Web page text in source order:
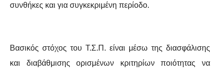
συνθήκες και για συγκεκριμένη περίοδο.
Βασικός στόχος του Τ.Σ.Π. είναι μέσω της διασφάλισης
και διαβάθμισης ορισμένων κριτηρίων ποιότητας να